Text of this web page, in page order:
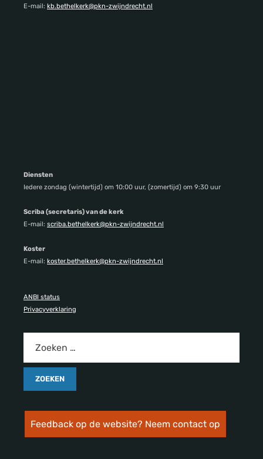
E-mail: kb.bethelkerk@pkn-zwijndrecht.nl
Diensten
Iedere zondag (wintertijd) om 10:00 uur, (zomertijd) om 9:30 uur
Scriba (secretaris) van de kerk
E-mail: scriba.bethelkerk@pkn-zwijndrecht.nl
Koster
E-mail: koster.bethelkerk@pkn-zwijndrecht.nl
ANBI status
Privacyverklaring
Feedback op de website? Neem contact op